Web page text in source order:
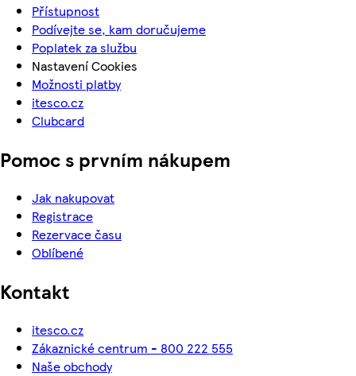
Přístupnost
Podívejte se, kam doručujeme
Poplatek za službu
Nastavení Cookies
Možnosti platby
itesco.cz
Clubcard
Pomoc s prvním nákupem
Jak nakupovat
Registrace
Rezervace času
Oblíbené
Kontakt
itesco.cz
Zákaznické centrum - 800 222 555
Naše obchody